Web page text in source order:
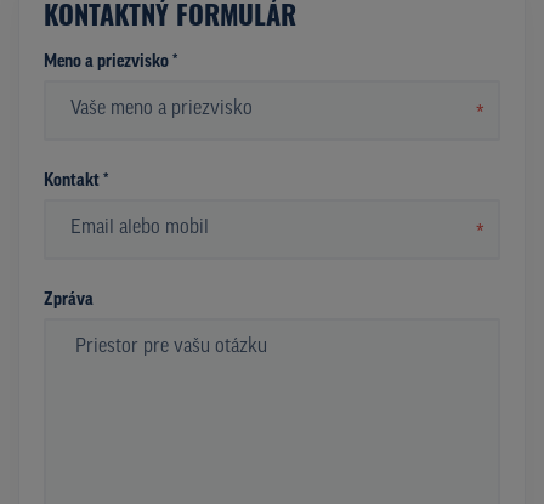
KONTAKTNÝ FORMULÁR
Meno a priezvisko *
*
Kontakt *
*
Zpráva